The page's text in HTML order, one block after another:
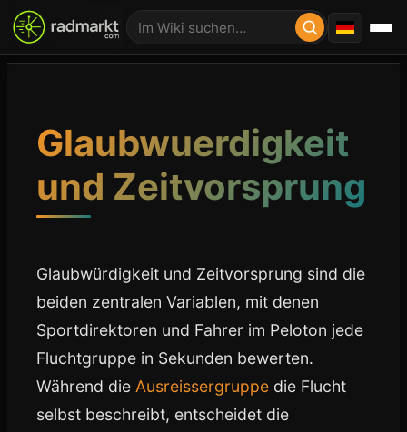
Glaubwuerdigkeit
und Zeitvorsprung
Glaubwürdigkeit und Zeitvorsprung sind die
beiden zentralen Variablen, mit denen
Sportdirektoren und Fahrer im Peloton jede
Fluchtgruppe in Sekunden bewerten.
Während die Ausreissergruppe die Flucht
selbst beschreibt, entscheidet die